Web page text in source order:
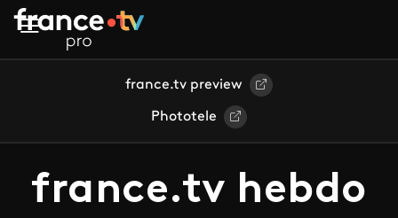
Aller au contenu principal
france.tv preview
Phototele
france.tv hebdo